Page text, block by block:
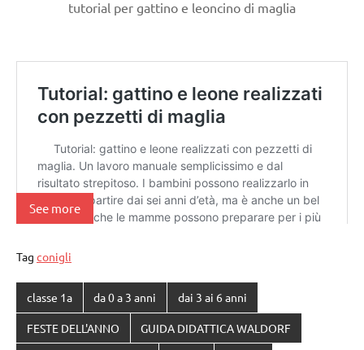
tutorial per gattino e leoncino di maglia
See more
Tag conigli
classe 1a da 0 a 3 anni dai 3 ai 6 anni
FESTE DELL'ANNO GUIDA DIDATTICA WALDORF